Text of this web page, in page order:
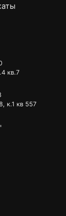
кв.7
к.1 кв 557